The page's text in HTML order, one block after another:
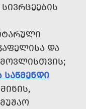
ᲓᲐ
ᲛᲝᲕᲚᲘᲡᲗᲕᲘᲡ;
ᲡᲐᲬᲛᲔᲜᲓᲘ